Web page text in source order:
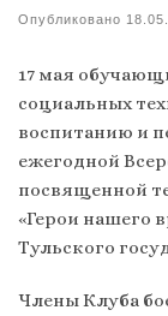
Опубликовано
17 мая
социальных
воспитанию и
ежегодной
посвященной
«Герои нашего
Тульского
Члены Клуба